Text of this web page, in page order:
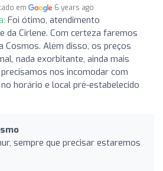
em 6 years ago
Foi ótimo, atendimento
da Cirlene. Com certeza faremos
Cosmos. Além disso, os preços
nada exorbitante, ainda mais
nos incomodar com
horário e local pré-estabelecido
sempre que precisar estaremos